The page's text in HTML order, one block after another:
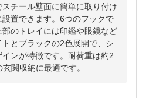
チール壁面に簡単に取り付け
置できます。6つのフックで
のトレイには印鑑や眼鏡など
とブラックの2色展開で、シ
ンが特徴です。耐荷重は約2
関収納に最適です。